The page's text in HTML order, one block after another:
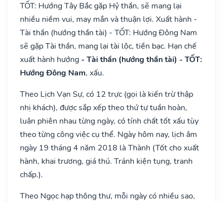
TỐT: Hướng Tây Bắc gặp Hỷ thần, sẽ mang lại
nhiều niềm vui, may mắn và thuận lợi. Xuất hành -
Tài thần (hướng thần tài) - TỐT: Hướng Đông Nam
sẽ gặp Tài thần, mang lại tài lộc, tiền bạc. Hạn chế
xuất hành hướng - Tài thần (hướng thần tài) - TỐT:
Hướng Đông Nam, xấu.
Theo Lịch Vạn Sự, có 12 trực (gọi là kiến trừ thập
nhị khách), được sắp xếp theo thứ tự tuần hoàn,
luân phiên nhau từng ngày, có tính chất tốt xấu tùy
theo từng công việc cụ thể. Ngày hôm nay, lịch âm
ngày 19 tháng 4 năm 2018 là Thành (Tốt cho xuất
hành, khai trương, giá thú. Tránh kiện tụng, tranh
chấp.).
Theo Ngọc hạp thông thư, mỗi ngày có nhiều sao,